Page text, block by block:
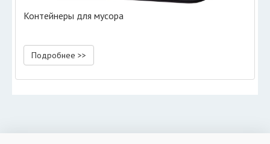
Контейнеры для мусора
Подробнее >>